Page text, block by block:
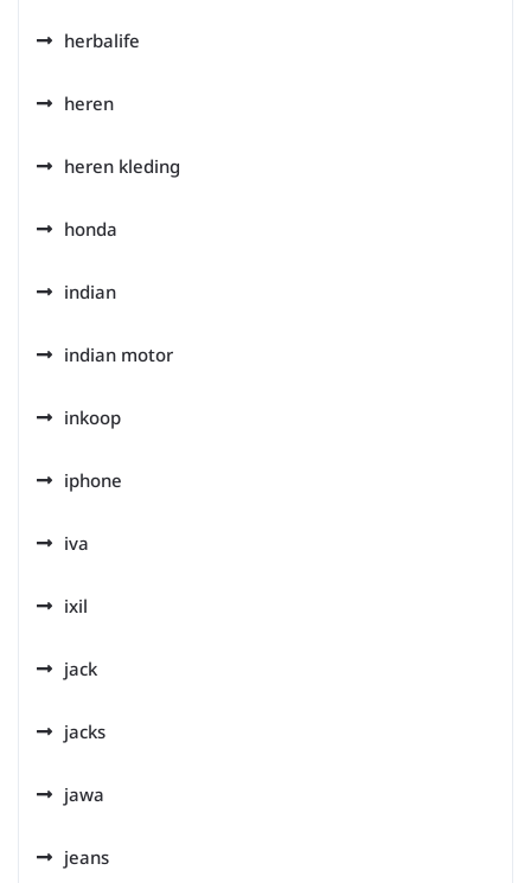
herbalife
heren
heren kleding
honda
indian
indian motor
inkoop
iphone
iva
ixil
jack
jacks
jawa
jeans